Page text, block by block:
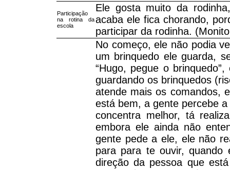
Participação
na rotina da
escola
Ele gosta muito da
acaba ele fica chorando,
participar da rodinha.
No começo, ele não podia
um brinquedo ele guarda,
“Hugo, pegue o
guardando os brinquedos
atende mais os comandos,
está bem, a gente percebe
concentra melhor, tá
embora ele ainda não
gente pede a ele, ele não
para para te ouvir,
direção da pessoa que